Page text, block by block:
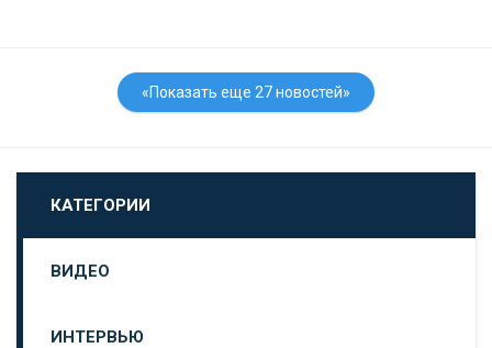
«Показать еще 27 новостей»
КАТЕГОРИИ
ВИДЕО
ИНТЕРВЬЮ